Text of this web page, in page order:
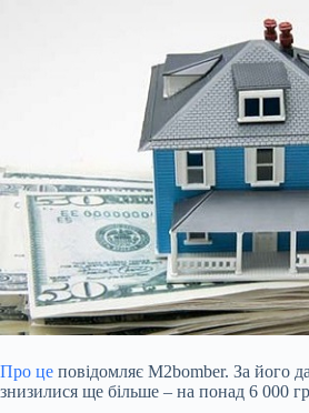
Про це повідомляє M2bomber. За його
знизилися ще більше – на понад 6 000